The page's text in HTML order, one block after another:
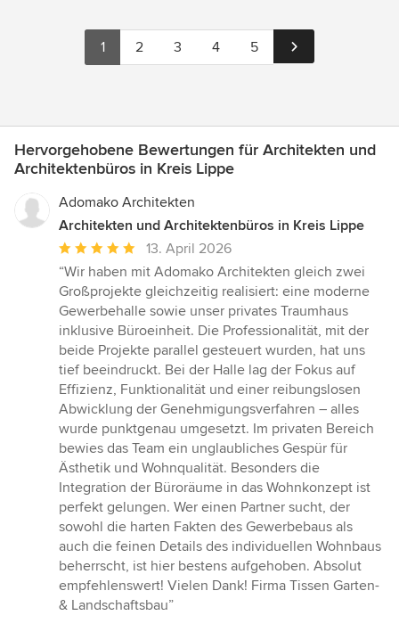
1 2 3 4 5
Hervorgehobene Bewertungen für Architekten und
Architektenbüros in Kreis Lippe
Adomako Architekten
Architekten und Architektenbüros in Kreis Lippe
Durchschnittliche
Bewertung:
5
von
5
Sternen
13. April 2026
“Wir haben mit Adomako Architekten gleich zwei
Großprojekte gleichzeitig realisiert: eine moderne
Gewerbehalle sowie unser privates Traumhaus
inklusive Büroeinheit. Die Professionalität, mit der
beide Projekte parallel gesteuert wurden, hat uns
tief beeindruckt. Bei der Halle lag der Fokus auf
Effizienz, Funktionalität und einer reibungslosen
Abwicklung der Genehmigungsverfahren – alles
wurde punktgenau umgesetzt. Im privaten Bereich
bewies das Team ein unglaubliches Gespür für
Ästhetik und Wohnqualität. Besonders die
Integration der Büroräume in das Wohnkonzept ist
perfekt gelungen. Wer einen Partner sucht, der
sowohl die harten Fakten des Gewerbebaus als
auch die feinen Details des individuellen Wohnbaus
beherrscht, ist hier bestens aufgehoben. Absolut
empfehlenswert! Vielen Dank! Firma Tissen Garten-
& Landschaftsbau”